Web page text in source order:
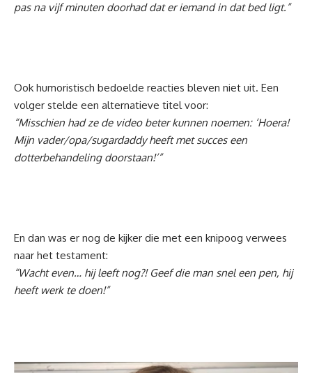
pas na vijf minuten doorhad dat er iemand in dat bed ligt.”
Ook humoristisch bedoelde reacties bleven niet uit. Een
volger stelde een alternatieve titel voor:
“Misschien had ze de video beter kunnen noemen: ‘Hoera!
Mijn vader/opa/sugardaddy heeft met succes een
dotterbehandeling doorstaan!’”
En dan was er nog de kijker die met een knipoog verwees
naar het testament:
“Wacht even… hij leeft nog?! Geef die man snel een pen, hij
heeft werk te doen!”